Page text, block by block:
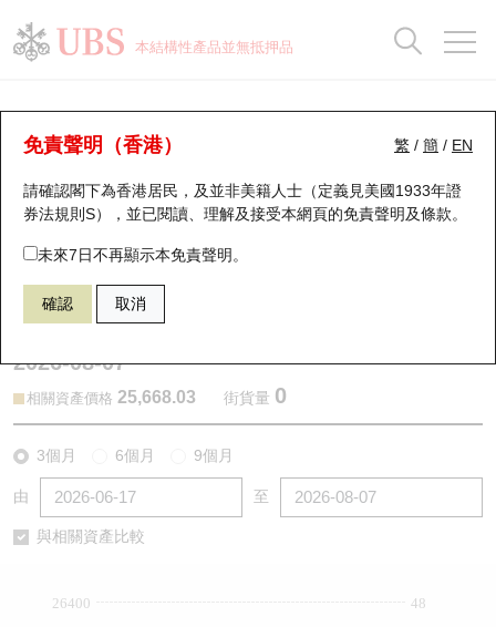
本結構性產品並無抵押品
繁 / 簡 / EN
免責聲明（香港）
請確認閣下為香港居民，及並非美籍人士（定義見美國1933年證
券法規則S），並已閱讀、理解及接受本網頁的免責聲明及條款。
未來7日不再顯示本免責聲明。
確認 取消
認股證分析儀
表現 街貨統計 比較
13854 瑞銀認沽 HSI 恒生指數
2026-08-07
相關資產價格 25,668.03 街貨量 0
3個月 6個月 9個月
由 至
與相關資產比較
48
26400
瑞銀認股證一覽
新發行瑞銀認股證
即將到期認股證
認股證到期結算價查詢
認股證分析儀
認股證/牛熊證日誌
街貨統計
比較
牛熊全景快搜
牛熊證搜尋
牛熊證街貨分佈圖
正股牛熊證列表
新發行瑞銀牛熊證
牛熊證到期結算價查詢
街貨統計
比較
十大升幅/跌幅
十大認股證成交分佈
十天股證佔大市成交
資金流
街貨統計
正股分析儀
二十大活躍股份
恒指成份股
國指成份股
科指成份股
中資ETFs溢價比較
持股比重
顯示所有持股比重
每月輪證大市專題
輪證專欄
講座及教育短片
認股證投資者教育
牛熊證投資者教育